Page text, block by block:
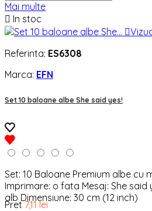
Mai multe
 In stoc

Referinta: ES6308
Marca: EFN
Set 10 baloane albe She said yes!
Set: 10 Baloane Premium albe cu
Imprimare: o fata Mesaj: She said
alb Dimensiune: 30 cm (12 inch)
Pret 7,11 lei